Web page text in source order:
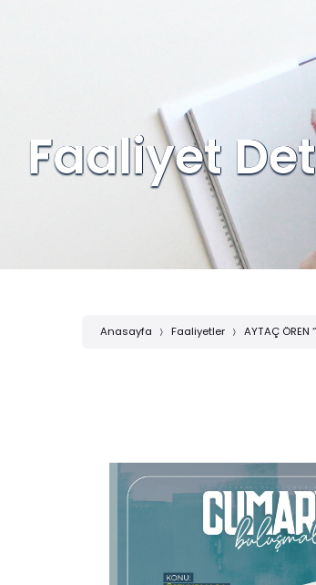
Faaliyet
Anasayfa Faaliyetler AYTAÇ ÖREN